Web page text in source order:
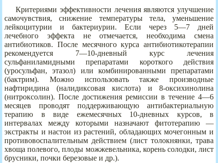
Критериями эффективности лечения являются улучшение
самочувствия, снижение температуры тела, уменьшение
лейкоцитурии и бактериурии. Если через 5—7 дней
лечебного эффекта не отмечается, необходима смена
антибиотиков. После месячного курса антибиотикотерапии
рекомендуется 7—10-дневный курс лечения
сульфаниламидными препаратами короткого действия
(уросульфан, этазол) или комбинированными препаратами
(бактрим). Можно использовать также производные
нафтиридина (налидиксовая кислота) и 8-оксихинолина
(нитроксолин). После достижения ремиссии в течение 4—6
месяцев проводят поддерживающую антибактериальную
терапию в виде ежемесячных 10-дневных курсов, в
интервалах между которыми назначают фитотерапию —
экстракты и настои из растений, обладающих мочегонным и
противовоспалительным действием (лист толокнянки, трава
хвоща полевого, плоды можжевельника, корень солодки, лист
брусники, почки березовые и др.).